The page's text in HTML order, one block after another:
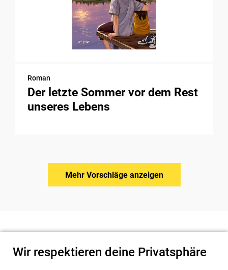
Roman
Der letzte Sommer vor dem Rest
unseres Lebens
Mehr Vorschläge anzeigen
Wir respektieren deine Privatsphäre